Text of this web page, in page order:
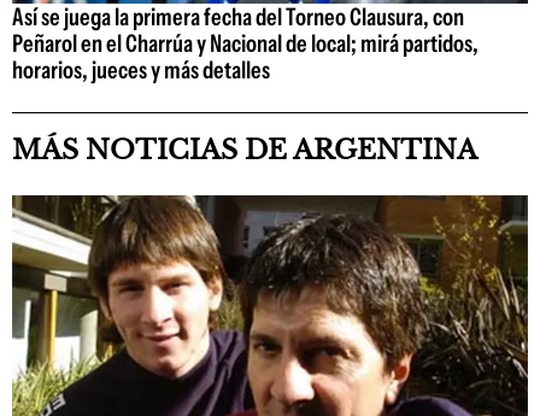
Así se juega la primera fecha del Torneo Clausura, con
Peñarol en el Charrúa y Nacional de local; mirá partidos,
horarios, jueces y más detalles
MÁS NOTICIAS DE ARGENTINA